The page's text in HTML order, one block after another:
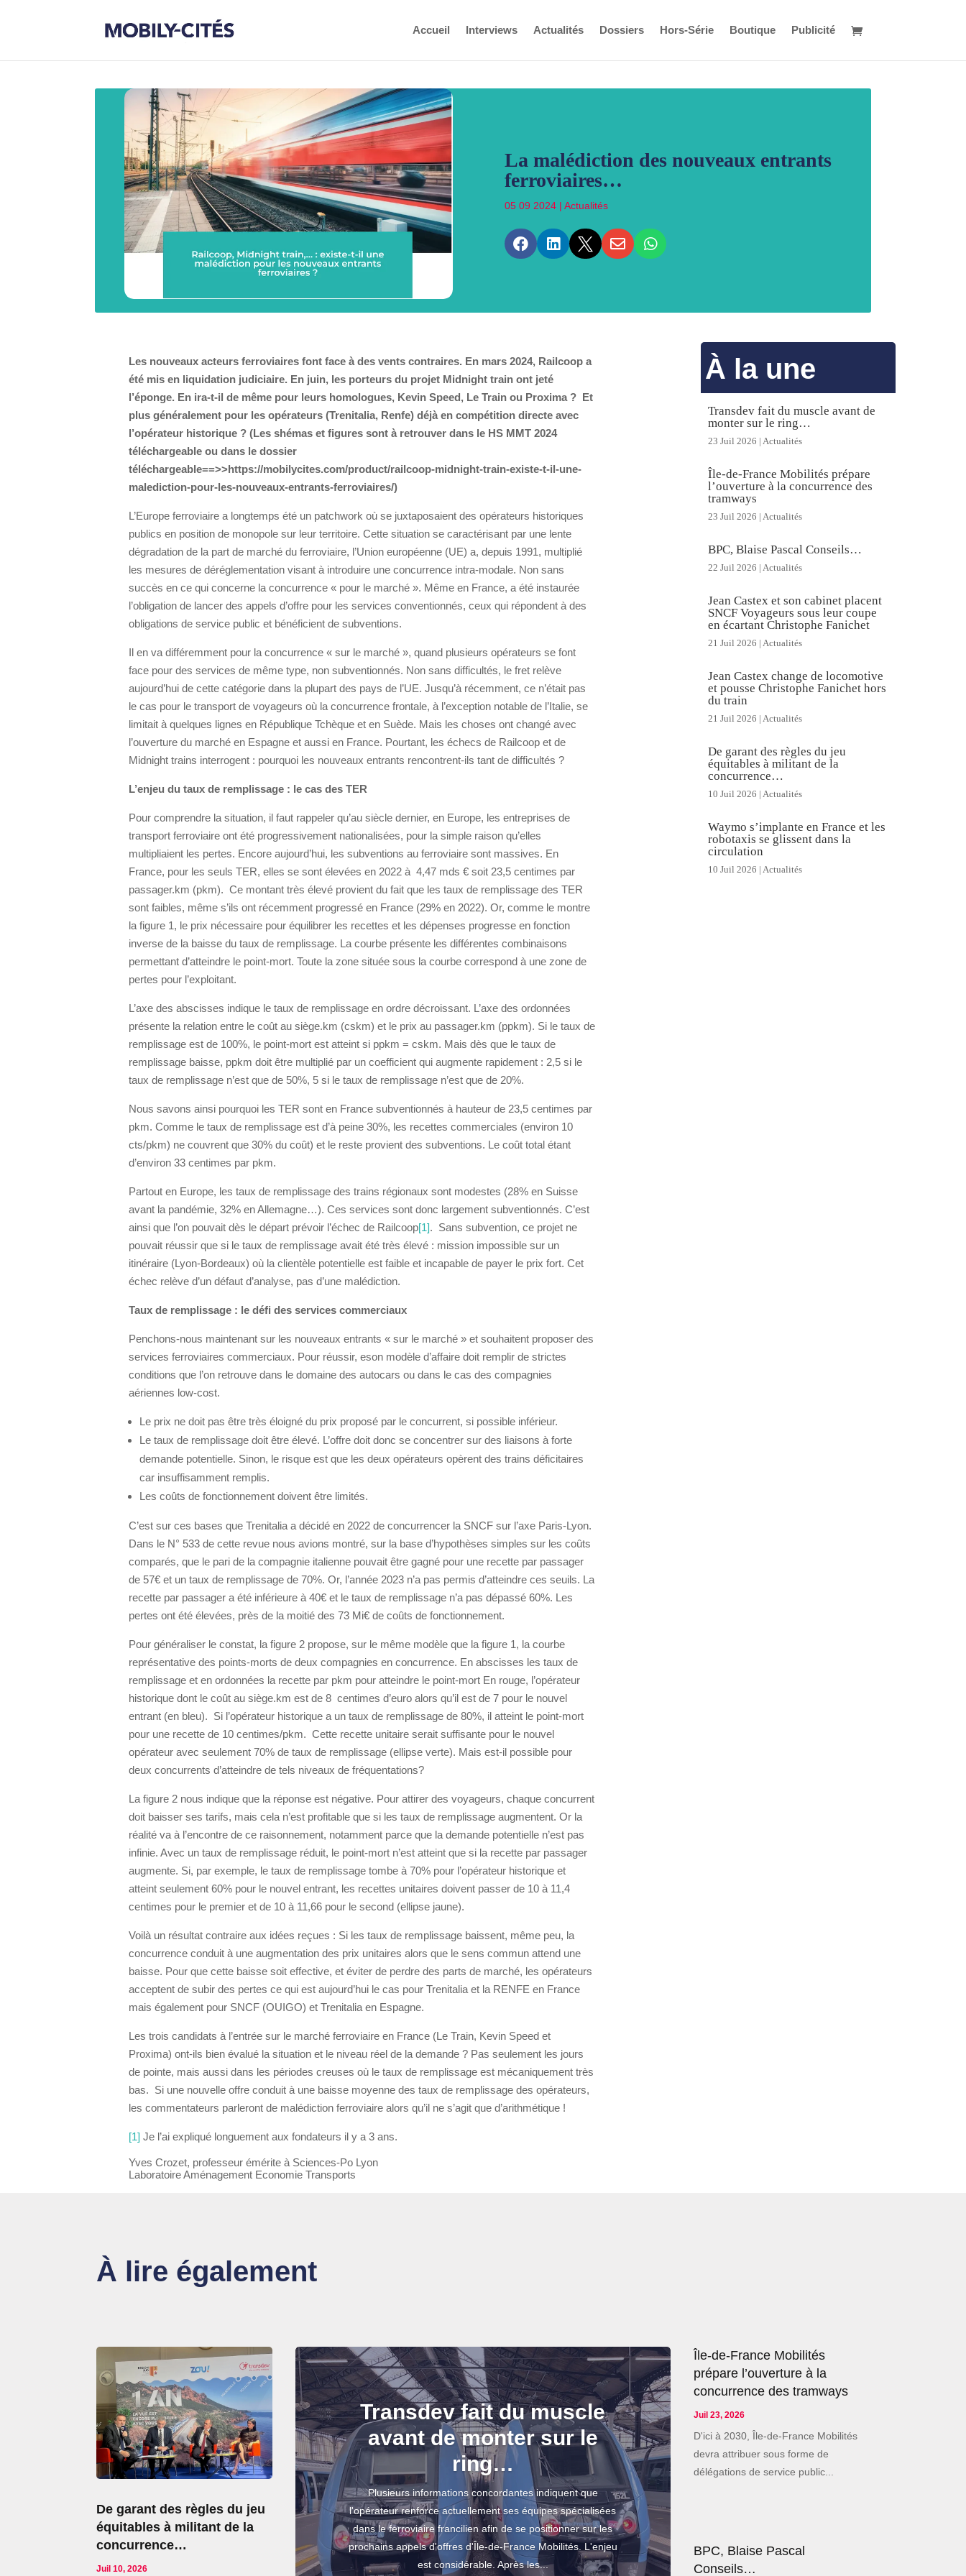
Accueil Interviews Actualités Dossiers Hors-Série Boutique Publicité
La malédiction des nouveaux entrants
ferroviaires…
05 09 2024| Actualités
    
Les nouveaux acteurs ferroviaires font face à des vents contraires. En mars 2024, Railcoop a
été mis en liquidation judiciaire. En juin, les porteurs du projet Midnight train ont jeté
l’éponge. En ira-t-il de même pour leurs homologues, Kevin Speed, Le Train ou Proxima ? Et
plus généralement pour les opérateurs (Trenitalia, Renfe) déjà en compétition directe avec
l’opérateur historique ? (Les shémas et figures sont à retrouver dans le HS MMT 2024
téléchargeable ou dans le dossier
téléchargeable==>>https://mobilycites.com/product/railcoop-midnight-train-existe-t-il-une-
malediction-pour-les-nouveaux-entrants-ferroviaires/)
L’Europe ferroviaire a longtemps été un patchwork où se juxtaposaient des opérateurs historiques
publics en position de monopole sur leur territoire. Cette situation se caractérisant par une lente
dégradation de la part de marché du ferroviaire, l’Union européenne (UE) a, depuis 1991, multiplié
les mesures de déréglementation visant à introduire une concurrence intra-modale. Non sans
succès en ce qui concerne la concurrence « pour le marché ». Même en France, a été instaurée
l’obligation de lancer des appels d’offre pour les services conventionnés, ceux qui répondent à des
obligations de service public et bénéficient de subventions.
Il en va différemment pour la concurrence « sur le marché », quand plusieurs opérateurs se font
face pour des services de même type, non subventionnés. Non sans difficultés, le fret relève
aujourd’hui de cette catégorie dans la plupart des pays de l’UE. Jusqu’à récemment, ce n’était pas
le cas pour le transport de voyageurs où la concurrence frontale, à l’exception notable de l’Italie, se
limitait à quelques lignes en République Tchèque et en Suède. Mais les choses ont changé avec
l’ouverture du marché en Espagne et aussi en France. Pourtant, les échecs de Railcoop et de
Midnight trains interrogent : pourquoi les nouveaux entrants rencontrent-ils tant de difficultés ?
L’enjeu du taux de remplissage : le cas des TER
Pour comprendre la situation, il faut rappeler qu’au siècle dernier, en Europe, les entreprises de
transport ferroviaire ont été progressivement nationalisées, pour la simple raison qu’elles
multipliaient les pertes. Encore aujourd’hui, les subventions au ferroviaire sont massives. En
France, pour les seuls TER, elles se sont élevées en 2022 à 4,47 mds € soit 23,5 centimes par
passager.km (pkm). Ce montant très élevé provient du fait que les taux de remplissage des TER
sont faibles, même s’ils ont récemment progressé en France (29% en 2022). Or, comme le montre
la figure 1, le prix nécessaire pour équilibrer les recettes et les dépenses progresse en fonction
inverse de la baisse du taux de remplissage. La courbe présente les différentes combinaisons
permettant d’atteindre le point-mort. Toute la zone située sous la courbe correspond à une zone de
pertes pour l’exploitant.
L’axe des abscisses indique le taux de remplissage en ordre décroissant. L’axe des ordonnées
présente la relation entre le coût au siège.km (cskm) et le prix au passager.km (ppkm). Si le taux de
remplissage est de 100%, le point-mort est atteint si ppkm = cskm. Mais dès que le taux de
remplissage baisse, ppkm doit être multiplié par un coefficient qui augmente rapidement : 2,5 si le
taux de remplissage n’est que de 50%, 5 si le taux de remplissage n’est que de 20%.
Nous savons ainsi pourquoi les TER sont en France subventionnés à hauteur de 23,5 centimes par
pkm. Comme le taux de remplissage est d’à peine 30%, les recettes commerciales (environ 10
cts/pkm) ne couvrent que 30% du coût) et le reste provient des subventions. Le coût total étant
d’environ 33 centimes par pkm.
Partout en Europe, les taux de remplissage des trains régionaux sont modestes (28% en Suisse
avant la pandémie, 32% en Allemagne…). Ces services sont donc largement subventionnés. C’est
ainsi que l’on pouvait dès le départ prévoir l’échec de Railcoop[1]. Sans subvention, ce projet ne
pouvait réussir que si le taux de remplissage avait été très élevé : mission impossible sur un
itinéraire (Lyon-Bordeaux) où la clientèle potentielle est faible et incapable de payer le prix fort. Cet
échec relève d’un défaut d’analyse, pas d’une malédiction.
Taux de remplissage : le défi des services commerciaux
Penchons-nous maintenant sur les nouveaux entrants « sur le marché » et souhaitent proposer des
services ferroviaires commerciaux. Pour réussir, eson modèle d’affaire doit remplir de strictes
conditions que l’on retrouve dans le domaine des autocars ou dans le cas des compagnies
aériennes low-cost.
Le prix ne doit pas être très éloigné du prix proposé par le concurrent, si possible inférieur.
Le taux de remplissage doit être élevé. L’offre doit donc se concentrer sur des liaisons à forte
demande potentielle. Sinon, le risque est que les deux opérateurs opèrent des trains déficitaires
car insuffisamment remplis.
Les coûts de fonctionnement doivent être limités.
C’est sur ces bases que Trenitalia a décidé en 2022 de concurrencer la SNCF sur l’axe Paris-Lyon.
Dans le N° 533 de cette revue nous avions montré, sur la base d’hypothèses simples sur les coûts
comparés, que le pari de la compagnie italienne pouvait être gagné pour une recette par passager
de 57€ et un taux de remplissage de 70%. Or, l’année 2023 n’a pas permis d’atteindre ces seuils. La
recette par passager a été inférieure à 40€ et le taux de remplissage n’a pas dépassé 60%. Les
pertes ont été élevées, près de la moitié des 73 Mi€ de coûts de fonctionnement.
Pour généraliser le constat, la figure 2 propose, sur le même modèle que la figure 1, la courbe
représentative des points-morts de deux compagnies en concurrence. En abscisses les taux de
remplissage et en ordonnées la recette par pkm pour atteindre le point-mort En rouge, l’opérateur
historique dont le coût au siège.km est de 8 centimes d’euro alors qu’il est de 7 pour le nouvel
entrant (en bleu). Si l’opérateur historique a un taux de remplissage de 80%, il atteint le point-mort
pour une recette de 10 centimes/pkm. Cette recette unitaire serait suffisante pour le nouvel
opérateur avec seulement 70% de taux de remplissage (ellipse verte). Mais est-il possible pour
deux concurrents d’atteindre de tels niveaux de fréquentations?
La figure 2 nous indique que la réponse est négative. Pour attirer des voyageurs, chaque concurrent
doit baisser ses tarifs, mais cela n’est profitable que si les taux de remplissage augmentent. Or la
réalité va à l’encontre de ce raisonnement, notamment parce que la demande potentielle n’est pas
infinie. Avec un taux de remplissage réduit, le point-mort n’est atteint que si la recette par passager
augmente. Si, par exemple, le taux de remplissage tombe à 70% pour l’opérateur historique et
atteint seulement 60% pour le nouvel entrant, les recettes unitaires doivent passer de 10 à 11,4
centimes pour le premier et de 10 à 11,66 pour le second (ellipse jaune).
Voilà un résultat contraire aux idées reçues : Si les taux de remplissage baissent, même peu, la
concurrence conduit à une augmentation des prix unitaires alors que le sens commun attend une
baisse. Pour que cette baisse soit effective, et éviter de perdre des parts de marché, les opérateurs
acceptent de subir des pertes ce qui est aujourd’hui le cas pour Trenitalia et la RENFE en France
mais également pour SNCF (OUIGO) et Trenitalia en Espagne.
Les trois candidats à l’entrée sur le marché ferroviaire en France (Le Train, Kevin Speed et
Proxima) ont-ils bien évalué la situation et le niveau réel de la demande ? Pas seulement les jours
de pointe, mais aussi dans les périodes creuses où le taux de remplissage est mécaniquement très
bas. Si une nouvelle offre conduit à une baisse moyenne des taux de remplissage des opérateurs,
les commentateurs parleront de malédiction ferroviaire alors qu’il ne s’agit que d’arithmétique !
[1] Je l’ai expliqué longuement aux fondateurs il y a 3 ans.
Yves Crozet, professeur émérite à Sciences-Po Lyon
Laboratoire Aménagement Economie Transports
À la une
Transdev fait du muscle avant de
monter sur le ring…
23 Juil 2026 | Actualités
Île-de-France Mobilités prépare
l’ouverture à la concurrence des
tramways
23 Juil 2026 | Actualités
BPC, Blaise Pascal Conseils…
22 Juil 2026 | Actualités
Jean Castex et son cabinet placent
SNCF Voyageurs sous leur coupe
en écartant Christophe Fanichet
21 Juil 2026 | Actualités
Jean Castex change de locomotive
et pousse Christophe Fanichet hors
du train
21 Juil 2026 | Actualités
De garant des règles du jeu
équitables à militant de la
concurrence…
10 Juil 2026 | Actualités
Waymo s’implante en France et les
robotaxis se glissent dans la
circulation
10 Juil 2026 | Actualités
À lire également
De garant des règles du jeu
équitables à militant de la
concurrence…
Juil 10, 2026
Transdev fait du muscle
avant de monter sur le
ring…
Plusieurs informations concordantes indiquent que
l'opérateur renforce actuellement ses équipes spécialisées
dans le ferroviaire francilien afin de se positionner sur les
prochains appels d'offres d'Île-de-France Mobilités. L'enjeu
est considérable. Après les...
Île-de-France Mobilités
prépare l’ouverture à la
concurrence des tramways
Juil 23, 2026
D'ici à 2030, Île-de-France Mobilités
devra attribuer sous forme de
délégations de service public...
BPC, Blaise Pascal
Conseils…